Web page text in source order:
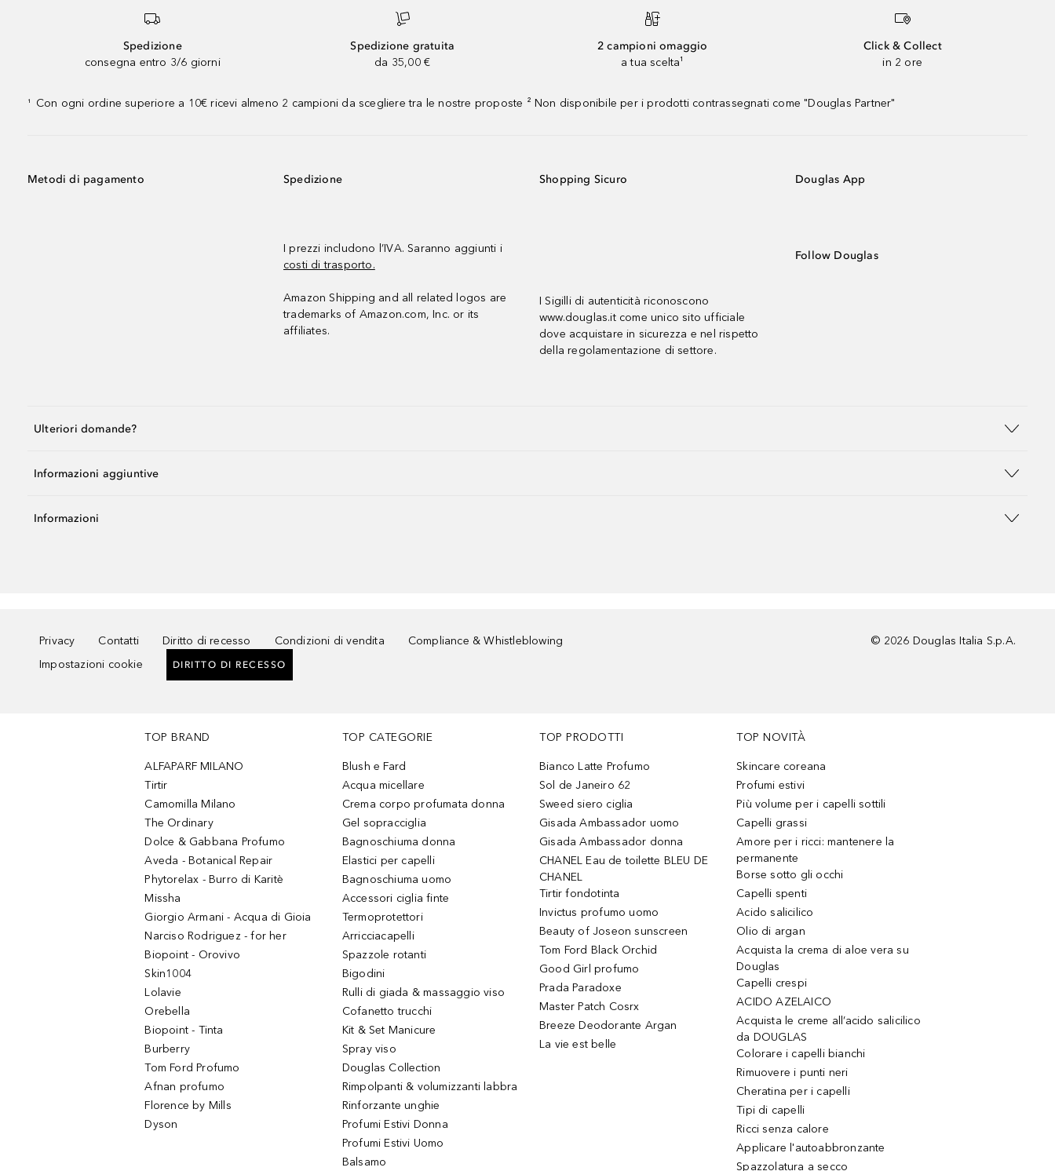
Spedizione
consegna entro 3/6 giorni
Spedizione gratuita
da 35,00 €
2 campioni omaggio
a tua scelta¹
Click & Collect
in 2 ore
¹ Con ogni ordine superiore a 10€ ricevi almeno 2 campioni da scegliere tra le nostre proposte ² Non disponibile per i prodotti contrassegnati come "Douglas Partner"
Metodi di pagamento Spedizione
I prezzi includono l’IVA. Saranno aggiunti i
costi di trasporto.
Amazon Shipping and all related logos are
trademarks of Amazon.com, Inc. or its
affiliates.
Shopping Sicuro
I Sigilli di autenticità riconoscono
www.douglas.it come unico sito ufficiale
dove acquistare in sicurezza e nel rispetto
della regolamentazione di settore.
Douglas App
Follow Douglas
Ulteriori domande?
Informazioni aggiuntive
Informazioni
Privacy Contatti Diritto di recesso Condizioni di vendita
Compliance & Whistleblowing
Impostazioni cookie
DIRITTO DI RECESSO
© 2026 Douglas Italia S.p.A.
TOP BRAND
ALFAPARF MILANO
Tirtir
Camomilla Milano
The Ordinary
Dolce & Gabbana Profumo
Aveda - Botanical Repair
Phytorelax - Burro di Karitè
Missha
Giorgio Armani - Acqua di Gioia
Narciso Rodriguez - for her
Biopoint - Orovivo
Skin1004
Lolavie
Orebella
Biopoint - Tinta
Burberry
Tom Ford Profumo
Afnan profumo
Florence by Mills
Dyson
TOP CATEGORIE
Blush e Fard
Acqua micellare
Crema corpo profumata donna
Gel sopracciglia
Bagnoschiuma donna
Elastici per capelli
Bagnoschiuma uomo
Accessori ciglia finte
Termoprotettori
Arricciacapelli
Spazzole rotanti
Bigodini
Rulli di giada & massaggio viso
Cofanetto trucchi
Kit & Set Manicure
Spray viso
Douglas Collection
Rimpolpanti & volumizzanti labbra
Rinforzante unghie
Profumi Estivi Donna
Profumi Estivi Uomo
Balsamo
TOP PRODOTTI
Bianco Latte Profumo
Sol de Janeiro 62
Sweed siero ciglia
Gisada Ambassador uomo
Gisada Ambassador donna
CHANEL Eau de toilette BLEU DE
CHANEL
Tirtir fondotinta
Invictus profumo uomo
Beauty of Joseon sunscreen
Tom Ford Black Orchid
Good Girl profumo
Prada Paradoxe
Master Patch Cosrx
Breeze Deodorante Argan
La vie est belle
TOP NOVITÀ
Skincare coreana
Profumi estivi
Più volume per i capelli sottili
Capelli grassi
Amore per i ricci: mantenere la
permanente
Borse sotto gli occhi
Capelli spenti
Acido salicilico
Olio di argan
Acquista la crema di aloe vera su
Douglas
Capelli crespi
ACIDO AZELAICO
Acquista le creme all’acido salicilico
da DOUGLAS
Colorare i capelli bianchi
Rimuovere i punti neri
Cheratina per i capelli
Tipi di capelli
Ricci senza calore
Applicare l'autoabbronzante
Spazzolatura a secco